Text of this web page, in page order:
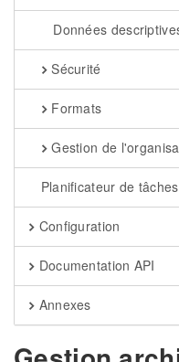
Données
Sécurité
Formats
Gestion de
Planificateur de tâches
Configuration
Documentation API
Annexes